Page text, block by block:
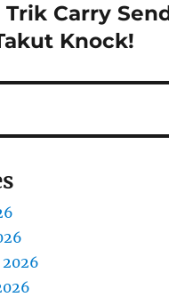
Trik Carry
Knock!